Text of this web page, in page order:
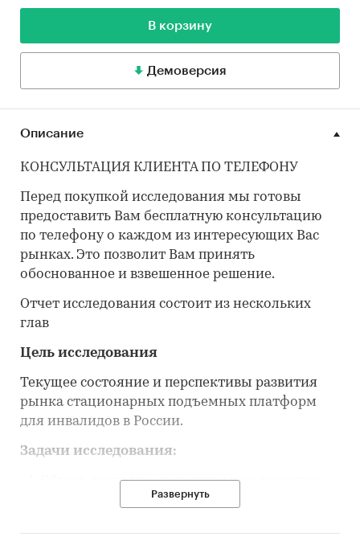
В корзину
Демоверсия
Описание
КОНСУЛЬТАЦИЯ КЛИЕНТА ПО ТЕЛЕФОНУ
Перед покупкой исследования мы готовы
предоставить Вам бесплатную консультацию
по телефону о каждом из интересующих Вас
рынках. Это позволит Вам принять
обоснованное и взвешенное решение.
Отчет исследования состоит из нескольких
глав
Цель исследования
Текущее состояние и перспективы развития
рынка стационарных подъемных платформ
для инвалидов в России.
Задачи исследования:
Объем, темпы роста и динамика развития
рынка стационарных подъемных платформ
Развернуть